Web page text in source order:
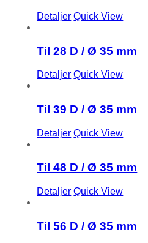
Detaljer Quick View
Til 28 D / Ø 35 mm
Detaljer Quick View
Til 39 D / Ø 35 mm
Detaljer Quick View
Til 48 D / Ø 35 mm
Detaljer Quick View
Til 56 D / Ø 35 mm